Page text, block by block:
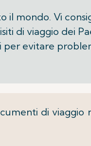
mondo. Vi
di viaggio dei
per evitare
di viaggio